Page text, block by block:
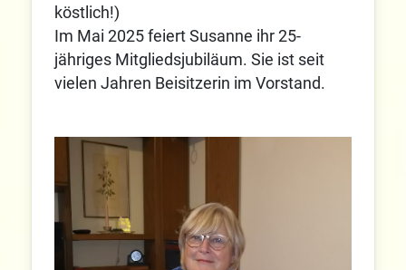
köstlich!)
Im Mai 2025 feiert Susanne ihr 25-
jähriges Mitgliedsjubiläum. Sie ist seit
vielen Jahren Beisitzerin im Vorstand.